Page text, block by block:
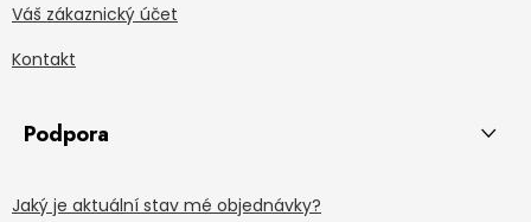
Váš zákaznický účet
Kontakt
Podpora
Jaký je aktuální stav mé objednávky?